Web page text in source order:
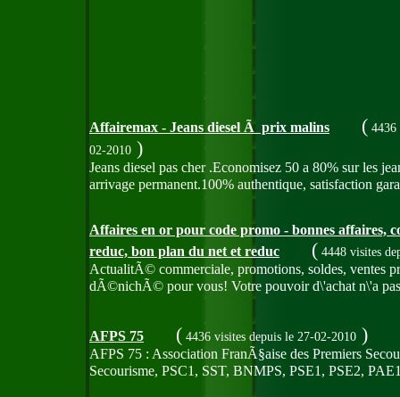
Affairemax - Jeans diesel Ã prix malins (
02-2010 )
Jeans diesel pas cher .Economisez 50 a 80% sur les
arrivage permanent.100% authentique, satisfaction
Affaires en or pour code promo - bonnes affaires,
reduc, bon plan du net et reduc
( 4448 visites
ActualitÃ© commerciale, promotions, soldes, ventes
dÃ©nichÃ© pour vous! Votre pouvoir d\'achat n\'a
AFPS 75 ( 4436 visites depuis le 27-02-2010 )
AFPS 75 : Association FranÃ§aise des Premiers
Secourisme, PSC1, SST, BNMPS, PSE1, PSE2,